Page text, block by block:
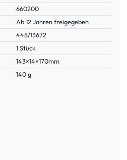
660200
Ab 12 Jahren freigegeben
448/13672
1 Stück
143×14×170mm
140 g